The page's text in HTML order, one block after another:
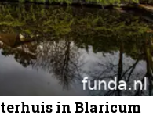
in Blaricum